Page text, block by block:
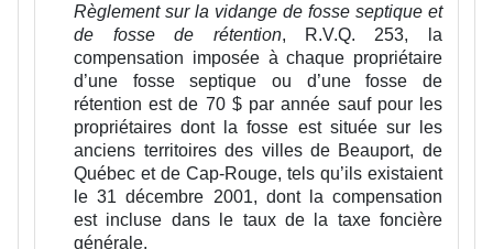
Règlement sur la vidange de fosse septique et
de fosse de rétention, R.V.Q. 253, la
compensation imposée à chaque propriétaire
d’une fosse septique ou d’une fosse de
rétention est de 70 $ par année sauf pour les
propriétaires dont la fosse est située sur les
anciens territoires des villes de Beauport, de
Québec et de Cap-Rouge, tels qu’ils existaient
le 31 décembre 2001, dont la compensation
est incluse dans le taux de la taxe foncière
générale.